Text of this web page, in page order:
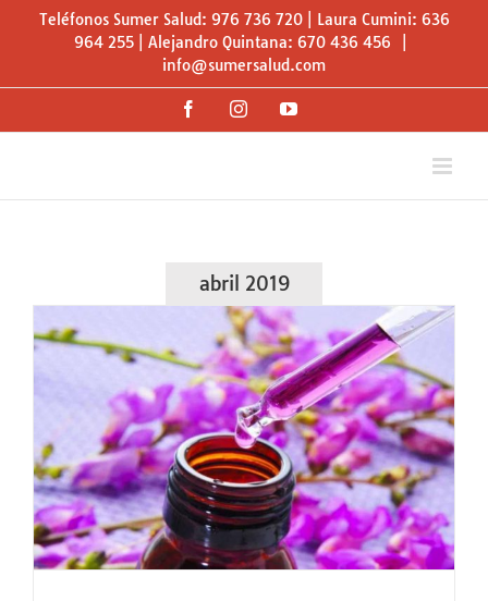
SaltarTeléfonos Sumer Salud: 976 736 720 | Laura Cumini: 636
964 255 | Alejandro Quintana: 670 436 456
info@sumersalud.com
FacebookInstagramYouTube
abril 2019